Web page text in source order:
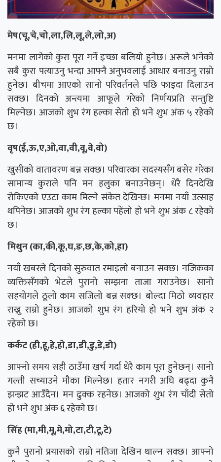
मेष(चू,चे,चो,ला,लि,लू,ले,लो,अ)
मनमा लागेको कुरा पूरा गर्ने इच्छा बलियो हुनेछ। अरूले भनेको
सबै कुरा पत्याउनु भन्दा आफ्नै अनुभवलाई आधार बनाउनु राम्रो
हुनेछ। बीचमा आएको सानो परिवर्तनले पछि फाइदा दिलाउन
सक्छ। दिनको अन्त्यमा आफूले गरेको निर्णयप्रति सन्तुष्टि
मिल्नेछ। आजको शुभ रंग हल्का सेतो हो भने शुभ अंक ५ रहेको
छ।
वृष(ई,ऊ,ए,ओ,वा,वी,वू,वे,वो)
खुसीको वातावरण बन्न सक्छ। परिवारका सदस्यसँग बसेर गरेका
सामान्य कुराले पनि मन हलुका बनाउनेछन्। धेरै दिनदेखि
रोकिएको एउटा काम मिल्ने संकेत देखिन्छ। मनमा नयाँ उत्साह
थपिनेछ। आजको शुभ रंग हल्का पहेंलो हो भने शुभ अंक ८ रहेको
छ।
मिथुन (का,की,कू,घ,ङ,छ,के,को,हा)
नयाँ खबरले दिनको सुरुवात रमाइलो बनाउन सक्छ। नजिकका
व्यक्तिसँगको भेटले पुरानो सम्झना ताजा गराउनेछ। सानो
सहयोगले ठूलो काम सजिलो बन्न सक्छ। बोल्दा मिठो व्यवहार
राख्नु राम्रो हुनेछ। आजको शुभ रंग हरियो हो भने शुभ अंक २
रहेको छ।
कर्कट (ही,हू,हे,हो,डा,डी,डु,डे,डो)
आफ्नो समय सही ठाउँमा खर्च गर्दा धेरै काम पूरा हुनेछन्। सानो
गल्ती सच्याउने मौका मिल्नेछ। हतार नगरी अघि बढ्दा कुनै
झन्झट आउँदैन। मन ढुक्क रहनेछ। आजको शुभ रंग चाँदी सेतो
हो भने शुभ अंक ६ रहेको छ।
सिंह (मा,मी,मू,मे,मो,टा,टी,टू,टे)
कुनै पुरानो प्रयासको राम्रो नतिजा देखिन थाल्न सक्छ। आफ्नो